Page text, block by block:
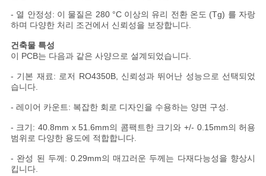
사
건
사
이
트
맵
- 열 안정성: 이 물질은 280 °C 이상의 유리 전환 온도 (Tg) 를 자랑
하며 다양한 처리 조건에서 신뢰성을 보장합니다.
건축물 특성
이 PCB는 다음과 같은 사양으로 설계되었습니다.
- 기본 재료: 로저 RO4350B, 신뢰성과 뛰어난 성능으로 선택되었
습니다.
- 레이어 카운트: 복잡한 회로 디자인을 수용하는 양면 구성.
- 크기: 40.8mm x 51.6mm의 콤팩트한 크기와 +/- 0.15mm의 허용
범위로 다양한 용도에 적합합니다.
- 완성 된 두께: 0.29mm의 매끄러운 두께는 다재다능성을 향상시
킵니다.